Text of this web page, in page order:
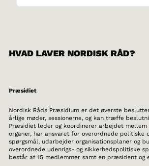
HVAD LAVER NORDISK RÅD?
Præsidiet
Nordisk Råds Præsidium er det øverste
årlige møder, sessionerne, og kan træffe
Præsidiet leder og koordinerer arbejdet
organer, har ansvaret for overordnede politiske
spørgsmål, udarbejder organisationsplaner og
overordnede udenrigs- og sikkerhedspolitiske
består af 15 medlemmer samt en præsident og